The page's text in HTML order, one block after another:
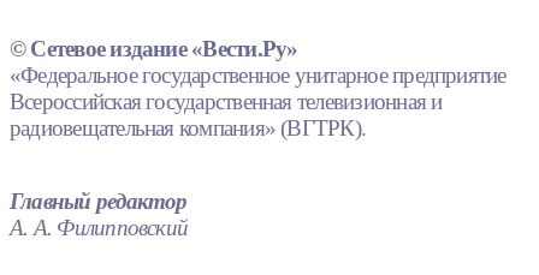
© Сетевое издание «Вести.Ру»
«Федеральное государственное унитарное предприятие
Всероссийская государственная телевизионная и
радиовещательная компания» (ВГТРК).
Главный редактор
А. А. Филипповский